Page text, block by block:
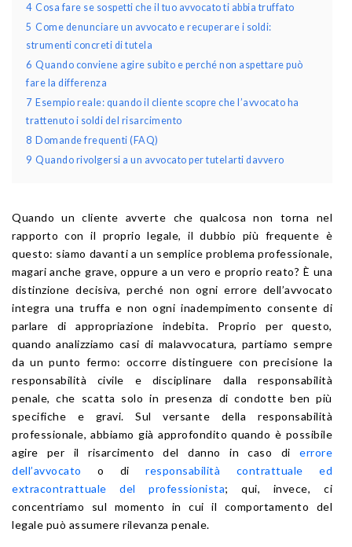
4 Cosa fare se sospetti che il tuo avvocato ti abbia truffato
5 Come denunciare un avvocato e recuperare i soldi:
strumenti concreti di tutela
6 Quando conviene agire subito e perché non aspettare può
fare la differenza
7 Esempio reale: quando il cliente scopre che l’avvocato ha
trattenuto i soldi del risarcimento
8 Domande frequenti (FAQ)
9 Quando rivolgersi a un avvocato per tutelarti davvero
Quando un cliente avverte che qualcosa non torna nel
rapporto con il proprio legale, il dubbio più frequente è
questo: siamo davanti a un semplice problema professionale,
magari anche grave, oppure a un vero e proprio reato? È una
distinzione decisiva, perché non ogni errore dell’avvocato
integra una truffa e non ogni inadempimento consente di
parlare di appropriazione indebita. Proprio per questo,
quando analizziamo casi di malavvocatura, partiamo sempre
da un punto fermo: occorre distinguere con precisione la
responsabilità civile e disciplinare dalla responsabilità
penale, che scatta solo in presenza di condotte ben più
specifiche e gravi. Sul versante della responsabilità
professionale, abbiamo già approfondito quando è possibile
agire per il risarcimento del danno in caso di errore
dell’avvocato o diresponsabilità contrattuale ed
extracontrattuale del professionista; qui, invece, ci
concentriamo sul momento in cui il comportamento del
legale può assumere rilevanza penale.